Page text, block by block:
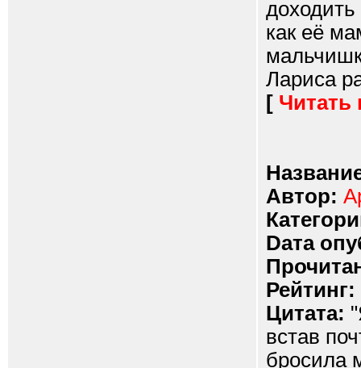
как её
Лариса
[ Читать
Автор:
Dата
Рейтинг:
Цитата:
встав
бросила